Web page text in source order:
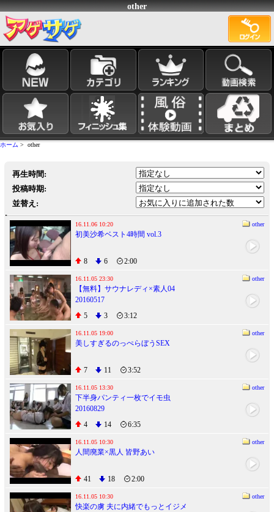
other
ホーム > other
再生時間:
投稿時期:
並替え:
16.11.06 10:20 other
初美沙希ベスト4時間 vol.3
8 6 2:00
16.11.05 23:30 other
【無料】サウナレディ×素人04
20160517
5
3 3:12
16.11.05 19:00 other
美しすぎるのっぺらぼうSEX
7 11 3:52
16.11.05 13:30 other
下半身パンティ一枚でイモ虫
20160829
4
14 6:35
16.11.05 10:30 other
人間廃業×黒人 皆野あい
41 18 2:00
16.11.05 10:30 other
快楽の虜 夫に内緒でもっとイジメ